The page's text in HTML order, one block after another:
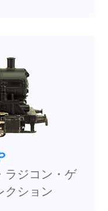
ラジコン・ゲ
クション